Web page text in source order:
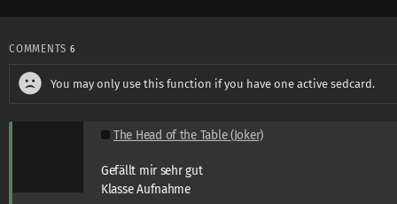
COMMENTS 6
You may only use this function if you have one active sedcard.
The Head of the Table (Joker)
Gefällt mir sehr gut
Klasse Aufnahme